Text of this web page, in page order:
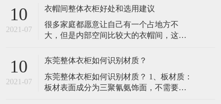
可量身订做，而且环保、时尚、专业等特
点，将注定成为今后几年内家庭衣柜的消
费热点。​1、凹位空间——入墙式衣柜入墙
式衣柜，大大增强空间的使用面积，不但
潮、美观实
10
2021-07
衣帽间整体衣柜好处和选用建议
很多家庭都愿意让自己有一个占地方不
大，但是内部空间比较大的衣帽间，这样
衣服都装的下。 同时也是为了装修的美
作为自己的首要选择，因为这样的衣柜不
仅是为了装衣服，其实也是户主的面子。
10
2021-07
东莞整体衣柜如何识别材质？
​东莞整体衣柜如何识别材质？ 1、板材质：
板材表面成分为三聚氰氨饰面，不需要油